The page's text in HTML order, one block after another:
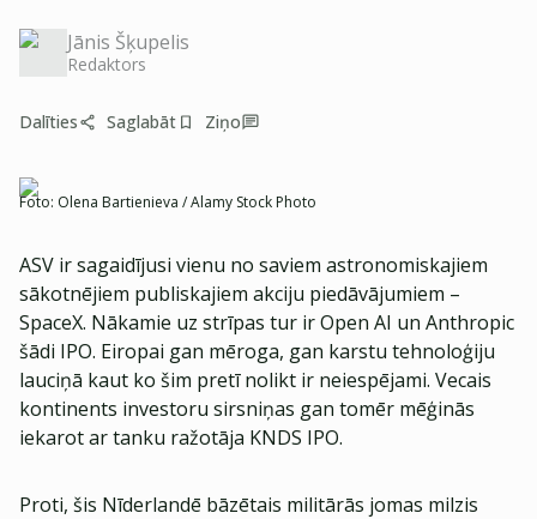
Jānis Šķupelis
Redaktors
Dalīties Saglabāt Ziņo
Foto: Olena Bartienieva / Alamy Stock Photo
ASV ir sagaidījusi vienu no saviem astronomiskajiem
sākotnējiem publiskajiem akciju piedāvājumiem –
SpaceX. Nākamie uz strīpas tur ir Open AI un Anthropic
šādi IPO. Eiropai gan mēroga, gan karstu tehnoloģiju
lauciņā kaut ko šim pretī nolikt ir neiespējami. Vecais
kontinents investoru sirsniņas gan tomēr mēģinās
iekarot ar tanku ražotāja KNDS IPO.
Proti, šis Nīderlandē bāzētais militārās jomas milzis